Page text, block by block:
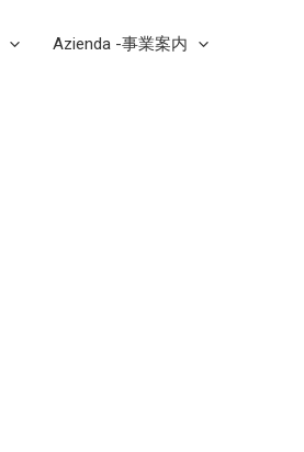
Azienda -事業案内